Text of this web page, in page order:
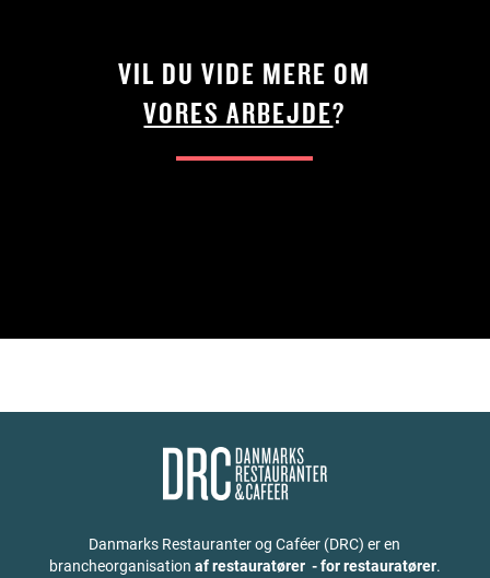
VIL DU VIDE MERE OM
VORES ARBEJDE?
Danmarks Restauranter og Caféer (DRC) er en
brancheorganisation af restauratører - for restauratører.